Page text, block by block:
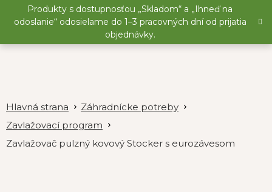
Produkty s dostupnosťou „Skladom“ a „Ihneď na
odoslanie“ odosielame do 1–3 pracovných dní od prijatia
objednávky.
Záhradnícke potreby
Zavlažovací program
Zavlažovač pulzný kovový Stocker s eurozávesom